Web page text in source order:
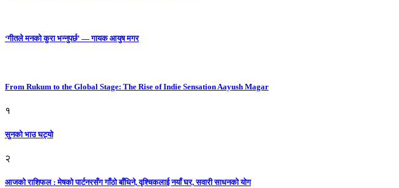
‘गीतले मनको कुरा भन्नुपर्छ’ — गायक आयुष मगर
From Rukum to the Global Stage: The Rise of Indie Sensation Aayush Magar
१
सुनको भाउ घट्याे
२
आजको राशिफल : मेषको पार्टनरसँग गाँठो बाँधिने, वृश्चिकलाई नयाँ घर, सवारी साधनकाे याेग